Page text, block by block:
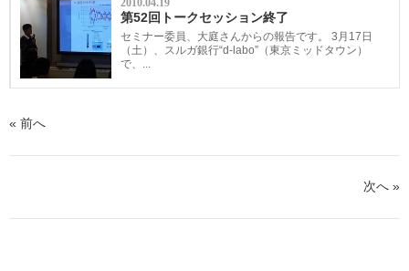
第52回トークセッション終了
セミナー委員、大庭さんからの報告です。 3月17日
（土）、スルガ銀行“d-labo”（東京ミッドタウン）
で、...
« 前へ
次へ »